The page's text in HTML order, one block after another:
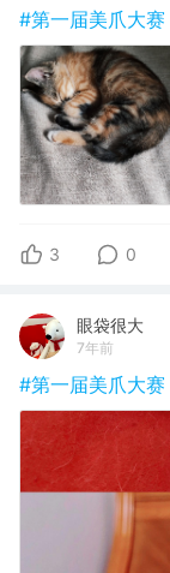
#第一届美爪大赛
3 0
眼袋很大
7年前
#第一届美爪大赛